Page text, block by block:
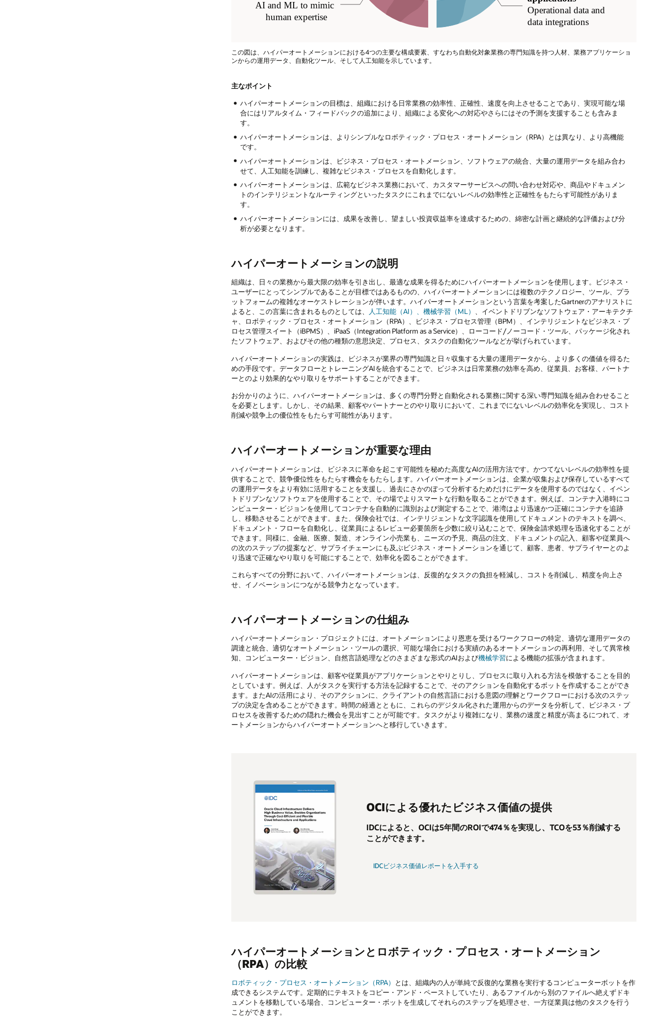
この図は、ハイパーオートメーションにおける4つの主要な構成要素、すなわち自動化対象業務の専門知識を持つ人材、業務アプリケーショ
ンからの運用データ、自動化ツール、そして人工知能を示しています。
イ
ー
ト
ー
ン
キ
ト:
界
知
識
と
タ
ス
ク
関
す
る
門
知
識
ネ
ア
プ
リ
ケ
ー
シ
ョ
ン:
運
用
ー
タ
ー
タ
統
合
自
動
化
ツ
ー
ル：
デ
ー
オ
メ
ー
シ
ョ
主なポイント
ハイパーオートメーションの目標は、組織における日常業務の効率性、正確性、速度を向上させることであり、実現可能な場
合にはリアルタイム・フィードバックの追加により、組織による変化への対応やさらにはその予測を支援することも含みま
す。
ハイパーオートメーションは、よりシンプルなロボティック・プロセス・オートメーション（RPA）とは異なり、より高機能
です。
ハイパーオートメーションは、ビジネス・プロセス・オートメーション、ソフトウェアの統合、大量の運用データを組み合わ
せて、人工知能を訓練し、複雑なビジネス・プロセスを自動化します。
ハイパーオートメーションは、広範なビジネス業務において、カスタマーサービスへの問い合わせ対応や、商品やドキュメン
トのインテリジェントなルーティングといったタスクにこれまでにないレベルの効率性と正確性をもたらす可能性がありま
す。
ハイパーオートメーションには、成果を改善し、望ましい投資収益率を達成するための、綿密な計画と継続的な評価および分
析が必要となります。
ハイパーオートメーションの説明
組織は、日々の業務から最大限の効率を引き出し、最適な成果を得るためにハイパーオートメーションを使用します。ビジネス・
ユーザーにとってシンプルであることが目標ではあるものの、ハイパーオートメーションには複数のテクノロジー、ツール、プラ
ットフォームの複雑なオーケストレーションが伴います。ハイパーオートメーションという言葉を考案したGartnerのアナリストに
よると、この言葉に含まれるものとしては、 人工知能（AI）、機械学習（ML） 、イベントドリブンなソフトウェア・アーキテクチ
ャ、ロボティック・プロセス・オートメーション（RPA）、ビジネス・プロセス管理（BPM）、インテリジェントなビジネス・プ
ロセス管理スイート（iBPMS）、iPaaS（Integration Platform as a Service）、ローコード/ノーコード・ツール、パッケージ化され
たソフトウェア、およびその他の種類の意思決定、プロセス、タスクの自動化ツールなどが挙げられています。
ハイパーオートメーションの実践は、ビジネスが業界の専門知識と日々収集する大量の運用データから、より多くの価値を得るた
めの手段です。データフローとトレーニングAIを統合することで、ビジネスは日常業務の効率を高め、従業員、お客様、パートナ
ーとのより効果的なやり取りをサポートすることができます。
お分かりのように、ハイパーオートメーションは、多くの専門分野と自動化される業務に関する深い専門知識を組み合わせること
を必要とします。しかし、その結果、顧客やパートナーとのやり取りにおいて、これまでにないレベルの効率化を実現し、コスト
削減や競争上の優位性をもたらす可能性があります。
ハイパーオートメーションが重要な理由
ハイパーオートメーションは、ビジネスに革命を起こす可能性を秘めた高度なAIの活用方法です。かつてないレベルの効率性を提
供することで、競争優位性をもたらす機会をもたらします。ハイパーオートメーションは、企業が収集および保存しているすべて
の運用データをより有効に活用することを支援し、過去にさかのぼって分析するためだけにデータを使用するのではなく、イベン
トドリブンなソフトウェアを使用することで、その場でよりスマートな行動を取ることができます。例えば、コンテナ入港時にコ
ンピューター・ビジョンを使用してコンテナを自動的に識別および測定することで、港湾はより迅速かつ正確にコンテナを追跡
し、移動させることができます。また、保険会社では、インテリジェントな文字認識を使用してドキュメントのテキストを調べ、
ドキュメント・フローを自動化し、従業員によるレビュー必要箇所を少数に絞り込むことで、保険金請求処理を迅速化することが
できます。同様に、金融、医療、製造、オンライン小売業も、ニーズの予見、商品の注文、ドキュメントの記入、顧客や従業員へ
の次のステップの提案など、サプライチェーンにも及ぶビジネス・オートメーションを通じて、顧客、患者、サプライヤーとのよ
り迅速で正確なやり取りを可能にすることで、効率化を図ることができます。
これらすべての分野において、ハイパーオートメーションは、反復的なタスクの負担を軽減し、コストを削減し、精度を向上さ
せ、イノベーションにつながる競争力となっています。
ハイパーオートメーションの仕組み
ハイパーオートメーション・プロジェクトには、オートメーションにより恩恵を受けるワークフローの特定、適切な運用データの
調達と統合、適切なオートメーション・ツールの選択、可能な場合における実績のあるオートメーションの再利用、そして異常検
知、コンピューター・ビジョン、自然言語処理などのさまざまな形式のAIおよび機械学習による機能の拡張が含まれます。
ハイパーオートメーションは、顧客や従業員がアプリケーションとやりとりし、プロセスに取り入れる方法を模倣することを目的
としています。例えば、人がタスクを実行する方法を記録することで、そのアクションを自動化するボットを作成することができ
ます。またAIの活用により、そのアクションに、クライアントの自然言語における意図の理解とワークフローにおける次のステッ
プの決定を含めることができます。時間の経過とともに、これらのデジタル化された運用からのデータを分析して、ビジネス・プ
ロセスを改善するための隠れた機会を見出すことが可能です。タスクがより複雑になり、業務の速度と精度が高まるにつれて、オ
ートメーションからハイパーオートメーションへと移行していきます。
OCIによる優れたビジネス価値の提供
IDCによると、OCIは5年間のROIで474％を実現し、TCOを53％削減する
ことができます。
IDCビジネス価値レポートを入手する
ハイパーオートメーションとロボティック・プロセス・オートメーション
（RPA）の比較
ロボティック・プロセス・オートメーション（RPA） とは、組織内の人が単純で反復的な業務を実行するコンピューターボットを作
成できるシステムです。定期的にテキストをコピー・アンド・ペーストしていたり、あるファイルから別のファイルへ絶えずドキ
ュメントを移動している場合、コンピューター・ボットを生成してそれらのステップを処理させ、一方従業員は他のタスクを行う
ことができます。